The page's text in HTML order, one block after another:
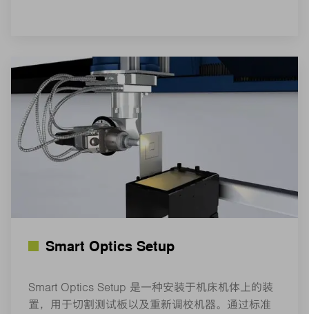
Smart Optics Setup
Smart Optics Setup 是一种安装于机床机体上的装
置，用于切割测试板以及重新调校机器。通过标准